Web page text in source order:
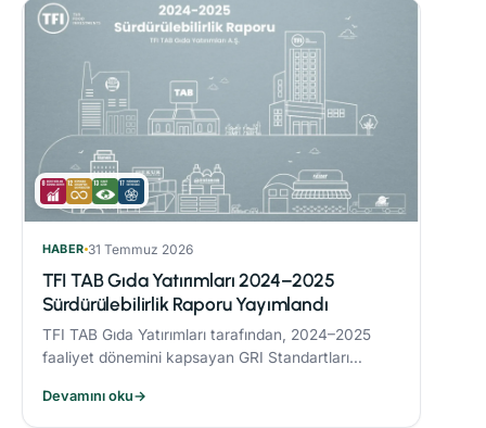
HABER 31 Temmuz 2026
TFI TAB Gıda Yatırımları 2024–2025
Sürdürülebilirlik Raporu Yayımlandı
TFI TAB Gıda Yatırımları tarafından, 2024–2025
faaliyet dönemini kapsayan GRI Standartları
Devamını oku→